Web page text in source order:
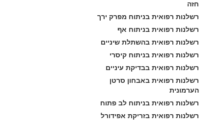
חזה
רשלנות רפואית בניתוח מפרק ירך
רשלנות רפואית בניתוח אף
רשלנות רפואית בהשתלת שיניים
רשלנות רפואית בניתוח קיסרי
רשלנות רפואית בבדיקת עיניים
רשלנות רפואית באבחון סרטן
הערמונית
רשלנות רפואית בניתוח לב פתוח
רשלנות רפואית בזריקת אפידורל